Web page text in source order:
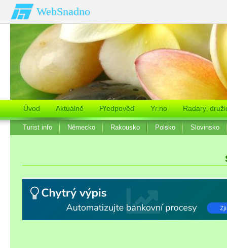
WebSnadno
Úvod Aktuálně Předpověď Yr.no Radary‚
Turist info Německo Rakousko Polsko Slovinsko